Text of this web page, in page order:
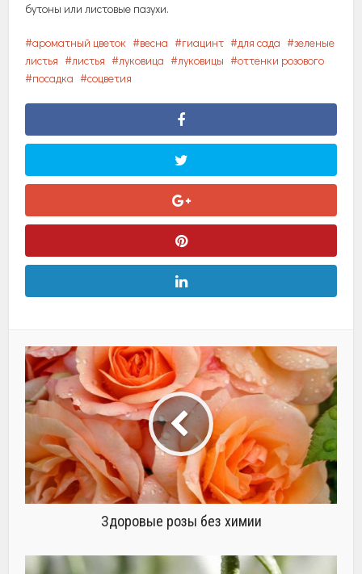
бутоны или листовые пазухи.
ароматный цветок весна гиацинт для сада
зеленые
листья
листья луковица луковицы
оттенки розового
посадка
соцветия
Здоровые розы без химии